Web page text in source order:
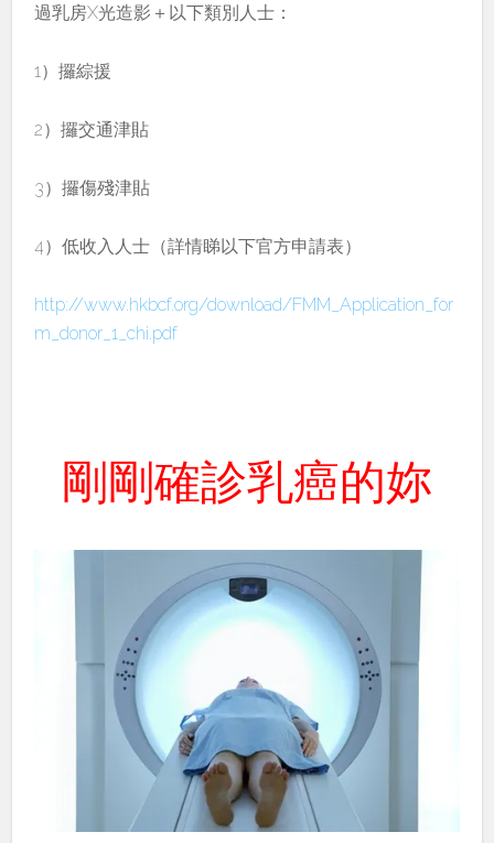
過乳房X光造影＋以下類別人士：
1）攞綜援
2）攞交通津貼
3）攞傷殘津貼
4）低收入人士（詳情睇以下官方申請表）
http://www.hkbcf.org/download/FMM_Application_for
m_donor_1_chi.pdf
剛剛確診乳癌的妳